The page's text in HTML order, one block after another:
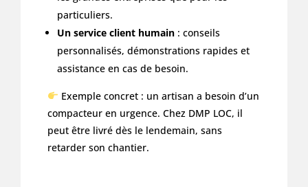
particuliers.
Un service client humain: conseils
personnalisés, démonstrations rapides et
assistance en cas de besoin.
Exemple concret : un artisan a besoin d’un
compacteur en urgence. Chez DMP LOC, il
peut être livré dès le lendemain, sans
retarder son chantier.